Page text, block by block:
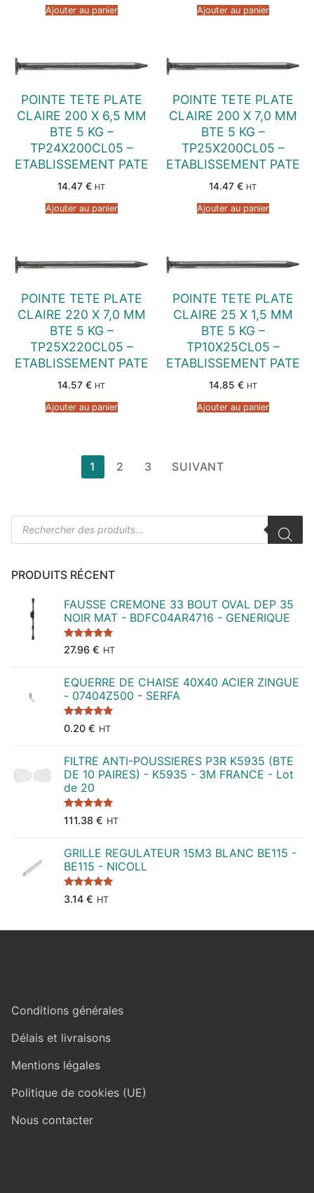
Ajouter au panier Ajouter au panier
POINTE TETE PLATE
CLAIRE 200 X 6,5 MM
BTE 5 KG –
TP24X200CL05 –
ETABLISSEMENT PATE
14.47 € HT
Ajouter au panier
POINTE TETE PLATE
CLAIRE 200 X 7,0 MM
BTE 5 KG –
TP25X200CL05 –
ETABLISSEMENT PATE
14.47 € HT
Ajouter au panier
POINTE TETE PLATE
CLAIRE 220 X 7,0 MM
BTE 5 KG –
TP25X220CL05 –
ETABLISSEMENT PATE
14.57 € HT
Ajouter au panier
POINTE TETE PLATE
CLAIRE 25 X 1,5 MM
BTE 5 KG –
TP10X25CL05 –
ETABLISSEMENT PATE
14.85 € HT
Ajouter au panier
Pagination
1 2 3 SUIVANT
Recherche
de
produits
PRODUITS RÉCENT
FAUSSE CREMONE 33 BOUT OVAL DEP 35
NOIR MAT - BDFC04AR4716 - GENERIQUE
Note5.00
sur 5
27.96 € HT
EQUERRE DE CHAISE 40X40 ACIER ZINGUE
- 07404Z500 - SERFA
Note 5.00
sur 5
0.20 € HT
FILTRE ANTI-POUSSIERES P3R K5935 (BTE
DE 10 PAIRES) - K5935 - 3M FRANCE - Lot
de 20
Note5.00
sur 5
111.38 € HT
GRILLE REGULATEUR 15M3 BLANC BE115 -
BE115 - NICOLL
Note 5.00
sur 5
3.14 € HT
Conditions générales
Délais et livraisons
Mentions légales
Politique de cookies (UE)
Nous contacter